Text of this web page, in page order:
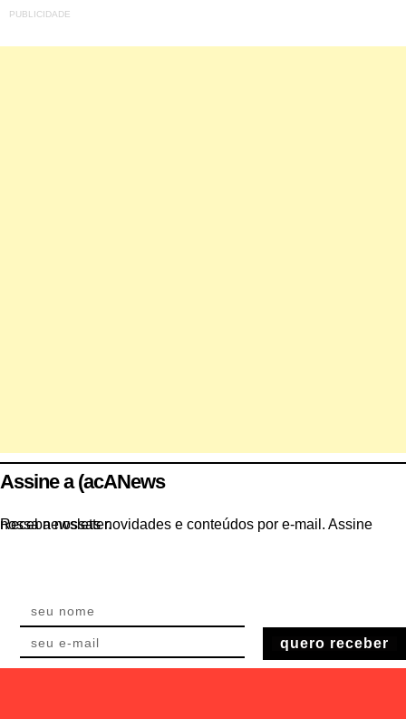
PUBLICIDADE
Assine a (acANews
Receba nossas novidades e conteúdos por e-mail. Assine nossa newsletter.
quero receber